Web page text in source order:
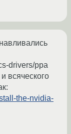
drivers/ppa
всяческого
the-nvidia-